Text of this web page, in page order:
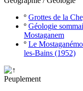
º Grottes de la
º Géologie
Mostaganem
º Le
les-Bains (1952)
Peuplement